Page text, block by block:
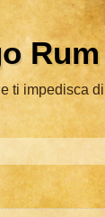
Rum
ti impedisca